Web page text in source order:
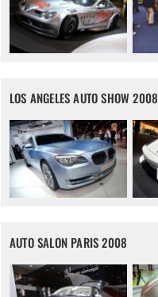
LOS ANGELES AUTO SHOW 2008
AUTO SALON PARIS 2008